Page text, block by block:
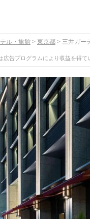
ル・旅館 東京都 三井ガー
広告プログラムにより収益を得て